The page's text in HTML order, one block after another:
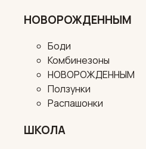
НОВОРОЖДЕННЫМ
Боди
Комбинезоны
НОВОРОЖДЕННЫМ
Ползунки
Распашонки
ШКОЛА